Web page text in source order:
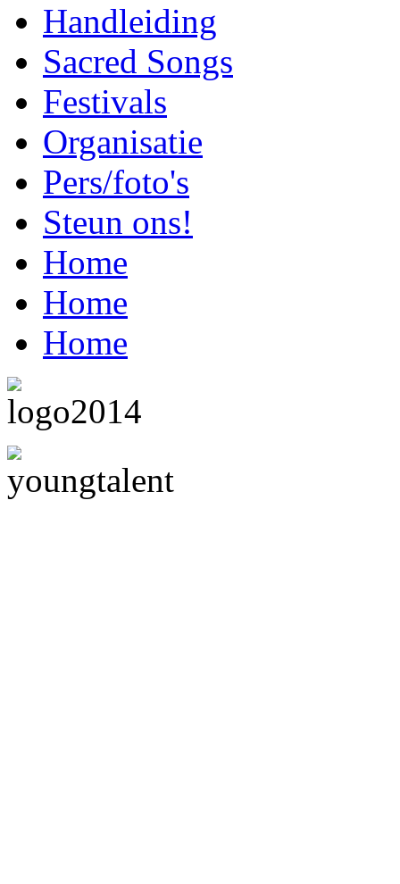
Handleiding
Sacred Songs
Festivals
Organisatie
Pers/foto's
Steun ons!
Home
Home
Home